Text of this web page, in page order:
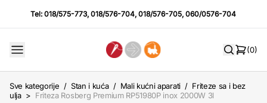
Tel:018/575-773,018/576-704,018/576-705,060/0576-704
(0)
Sve kategorije / Stan i kuća / Mali kućni aparati / Friteze sa i bez
ulja > Friteza Rosberg Premium RP51980P inox 2000W 3l